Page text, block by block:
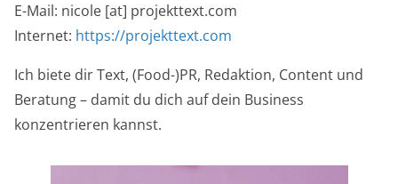
E-Mail: nicole [at] projekttext.com
Internet: https://projekttext.com
Ich biete dir Text, (Food-)PR, Redaktion, Content und
Beratung – damit du dich auf dein Business
konzentrieren kannst.